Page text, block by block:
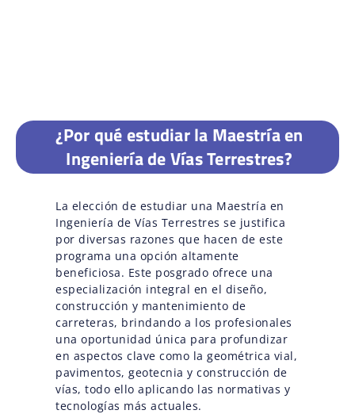
¿Por qué estudiar la Maestría en
Ingeniería de Vías Terrestres?
La elección de estudiar una Maestría en
Ingeniería de Vías Terrestres se justifica
por diversas razones que hacen de este
programa una opción altamente
beneficiosa. Este posgrado ofrece una
especialización integral en el diseño,
construcción y mantenimiento de
carreteras, brindando a los profesionales
una oportunidad única para profundizar
en aspectos clave como la geométrica vial,
pavimentos, geotecnia y construcción de
vías, todo ello aplicando las normativas y
tecnologías más actuales.